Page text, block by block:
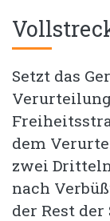
Setzt das
dem
zwei
nach
der Rest